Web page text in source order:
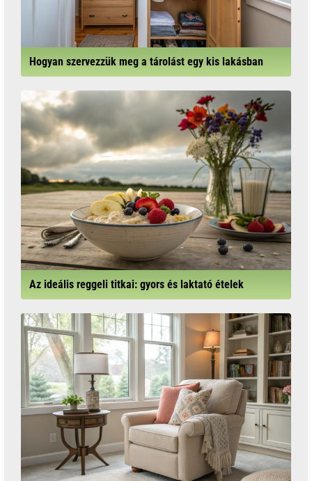
Hogyan szervezzük meg a tárolást egy kis lakásban
Az ideális reggeli titkai: gyors és laktató ételek